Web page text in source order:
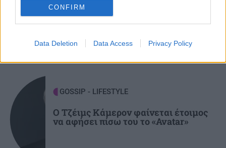
CONFIRM
Data Deletion Data Access Privacy Policy
ΚΟΣΜΟΣ
αξέχαστο (εικόνες)
Ιταλία: Τα ελαιοτριβεία ενώνονται να
αντιμετωπίσουν την κρίση
Μικρές αλλαγές που μπορούν να
φέρουν ξανά τη σπίθα στη σχέση σου
GOSSIP - LIFESTYLE
Ο Τζέιμς Κάμερον φαίνεται έτοιμος
να αφήσει πίσω του το «Avatar»